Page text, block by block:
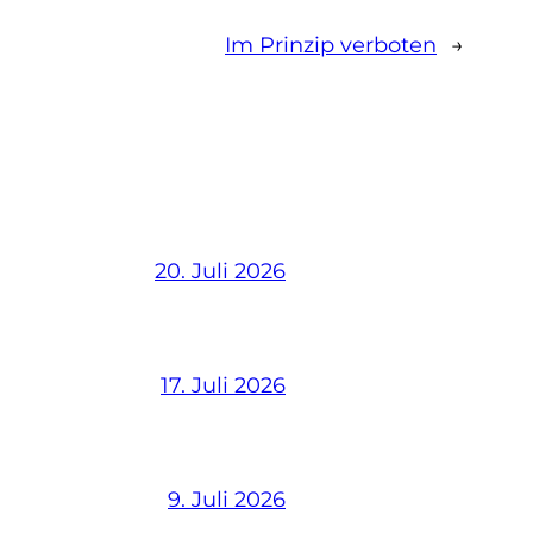
Im Prinzip verboten →
20. Juli 2026
17. Juli 2026
9. Juli 2026